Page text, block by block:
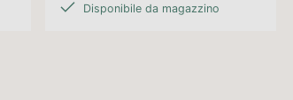
Disponibile da magazzino